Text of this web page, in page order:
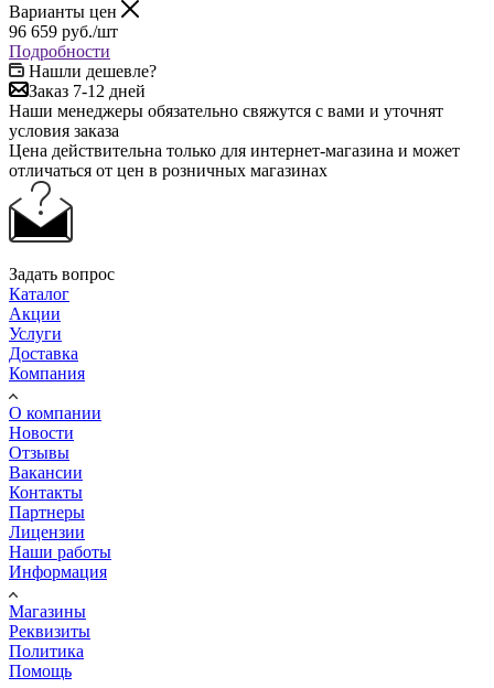
Варианты цен
96 659 руб./шт
Подробности
Нашли дешевле?
Заказ 7-12 дней
Наши менеджеры обязательно свяжутся с вами и уточнят
условия заказа
Цена действительна только для интернет-магазина и может
отличаться от цен в розничных магазинах
Задать вопрос
Каталог
Акции
Услуги
Доставка
Компания
О компании
Новости
Отзывы
Вакансии
Контакты
Партнеры
Лицензии
Наши работы
Информация
Магазины
Реквизиты
Политика
Помощь